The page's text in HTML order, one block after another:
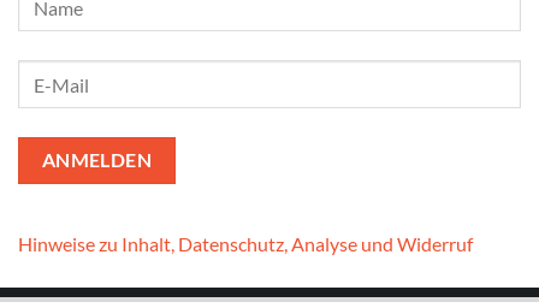
Hinweise zu Inhalt, Datenschutz, Analyse und Widerruf